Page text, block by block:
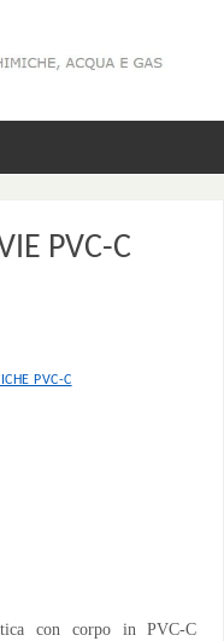
PVC-C
PVC-C
con corpo in PVC-C